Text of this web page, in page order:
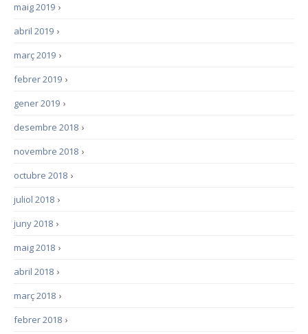
›
maig 2019
›
abril 2019
›
març 2019
›
febrer 2019
›
gener 2019
›
desembre 2018
›
novembre 2018
›
octubre 2018
›
juliol 2018
›
juny 2018
›
maig 2018
›
abril 2018
›
març 2018
›
febrer 2018